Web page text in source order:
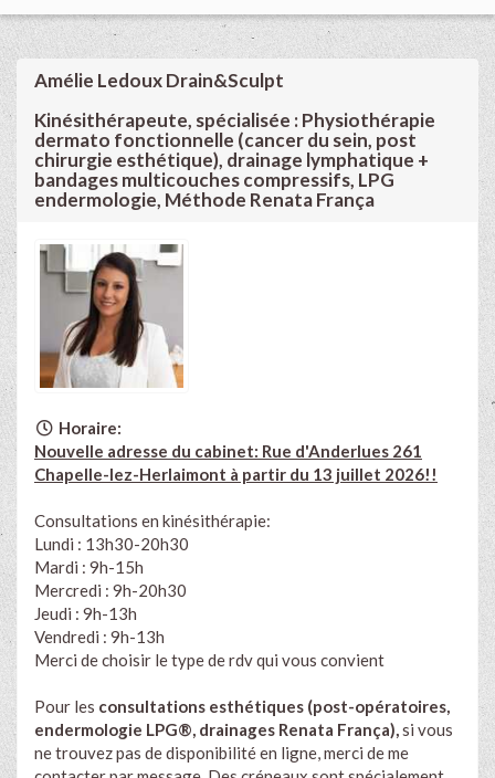
Amélie Ledoux Drain&Sculpt
Kinésithérapeute, spécialisée : Physiothérapie
dermato fonctionnelle (cancer du sein, post
chirurgie esthétique), drainage lymphatique +
bandages multicouches compressifs, LPG
endermologie, Méthode Renata França
Horaire:
Nouvelle adresse du cabinet: Rue d'Anderlues 261
Chapelle-lez-Herlaimont à partir du 13 juillet 2026!!
Consultations en kinésithérapie:
Lundi : 13h30-20h30
Mardi : 9h-15h
Mercredi : 9h-20h30
Jeudi : 9h-13h
Vendredi : 9h-13h
Merci de choisir le type de rdv qui vous convient
Pour les consultations esthétiques (post-opératoires,
endermologie LPG®, drainages Renata França),si vous
ne trouvez pas de disponibilité en ligne, merci de me